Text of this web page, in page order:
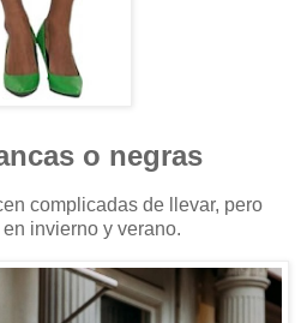
o negras
complicadas de llevar, pero
invierno y verano.